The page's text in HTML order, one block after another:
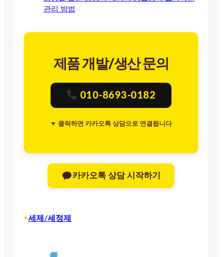
관리 방법
제품 개발/생산 문의
010-8693-0182
▼ 클릭하면 카카오톡 상담으로 연결됩니다
카카오톡 상담 시작하기
•세제/세정제